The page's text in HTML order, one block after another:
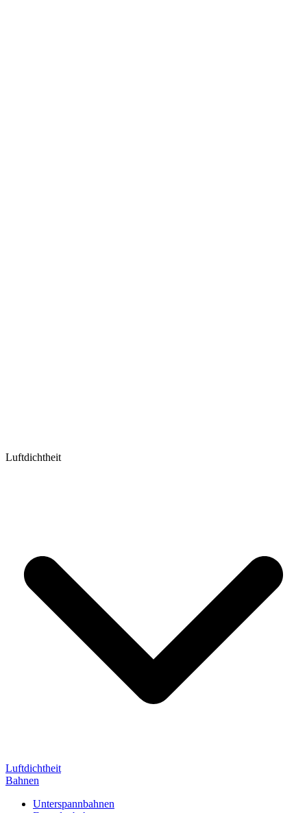
Luftdichtheit
Luftdichtheit
Bahnen
Unterspannbahnen